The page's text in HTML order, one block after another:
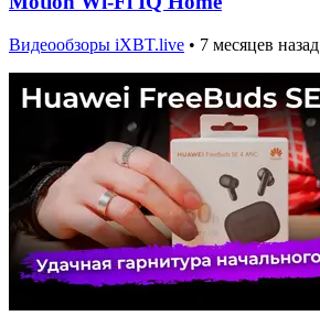
Видеообзоры iXBT.live • 7 месяцев назад